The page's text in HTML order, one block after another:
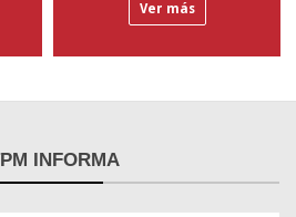
Ver más
INFORMA